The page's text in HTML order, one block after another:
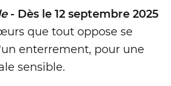
- Dès le 12 septembre 2025
que tout oppose se
enterrement, pour une
sensible.